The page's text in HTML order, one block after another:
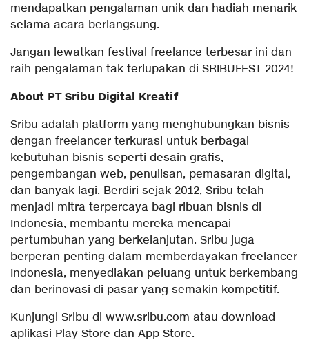
mendapatkan pengalaman unik dan hadiah menarik
selama acara berlangsung.
Jangan lewatkan festival freelance terbesar ini dan
raih pengalaman tak terlupakan di SRIBUFEST 2024!
About PT Sribu Digital Kreatif
Sribu adalah platform yang menghubungkan bisnis
dengan freelancer terkurasi untuk berbagai
kebutuhan bisnis seperti desain grafis,
pengembangan web, penulisan, pemasaran digital,
dan banyak lagi. Berdiri sejak 2012, Sribu telah
menjadi mitra terpercaya bagi ribuan bisnis di
Indonesia, membantu mereka mencapai
pertumbuhan yang berkelanjutan. Sribu juga
berperan penting dalam memberdayakan freelancer
Indonesia, menyediakan peluang untuk berkembang
dan berinovasi di pasar yang semakin kompetitif.
Kunjungi Sribu di www.sribu.com atau download
aplikasi Play Store dan App Store.